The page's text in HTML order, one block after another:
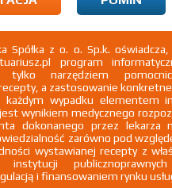
inne niż określone w ChPL
nerek u dzieci do 18 rż.;
Pokaż wskazania chpl.
18 roku życia
dawki leku
Spółka z o. o. Sp.k.
program
narzędziem
a zastosowanie
wypadku elementem
wynikiem medycznego
dokonanego przez lekarza
zarówno pod
wystawianej recepty z
instytucji
i finansowaniem rynku